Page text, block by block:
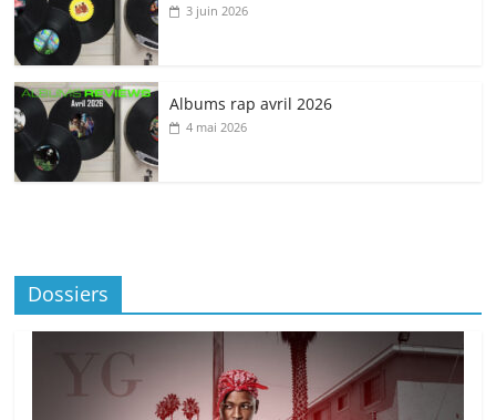
3 juin 2026
Albums rap avril 2026
4 mai 2026
Dossiers